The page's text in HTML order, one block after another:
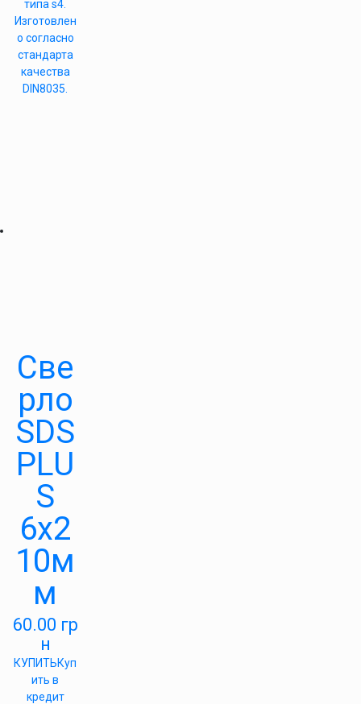
типа s4.
Изготовлен
о согласно
стандарта
качества
DIN8035.
Све
рло
SDS
PLU
S
6х2
10м
м
60.00 гр
н
КУПИТЬКуп
ить в
кредит